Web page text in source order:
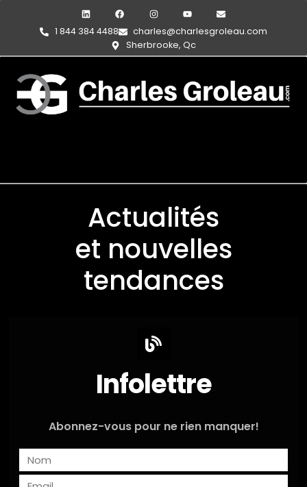
1 844 384 4488
charles@charlesgroleau.com
Sherbrooke, Qc
Actualités
et nouvelles
tendances
Infolettre
Abonnez-vous pour ne rien manquer!